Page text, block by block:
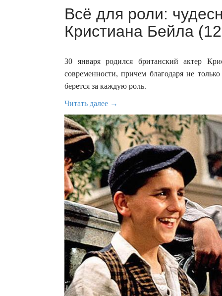
Всё для роли:
Кристиана Бейла
30 января родился британский актер
современности, причем благодаря не
берется за каждую роль.
Читать далее →